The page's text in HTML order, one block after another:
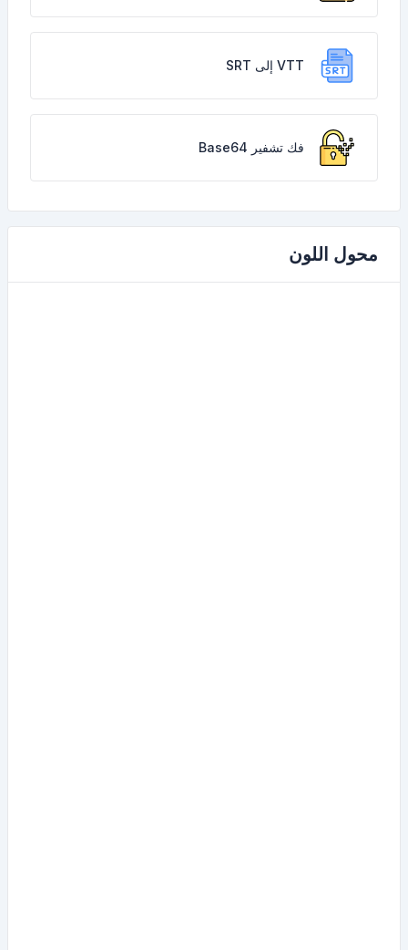
VTT إلى SRT
فك تشفير Base64
محول اللون